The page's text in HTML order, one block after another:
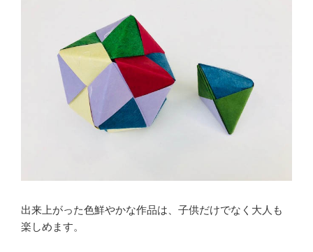
出来上がった色鮮やかな作品は、子供だけでなく大人も
楽しめます。